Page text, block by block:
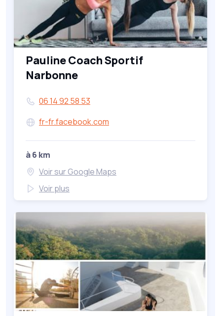
Pauline Coach Sportif
Narbonne
06 14 92 58 53
fr-fr.facebook.com
à 6 km
Voir sur Google Maps
Voir plus